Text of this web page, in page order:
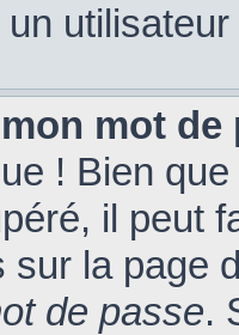
mot de
! Bien
il peut
sur la page
de passe.